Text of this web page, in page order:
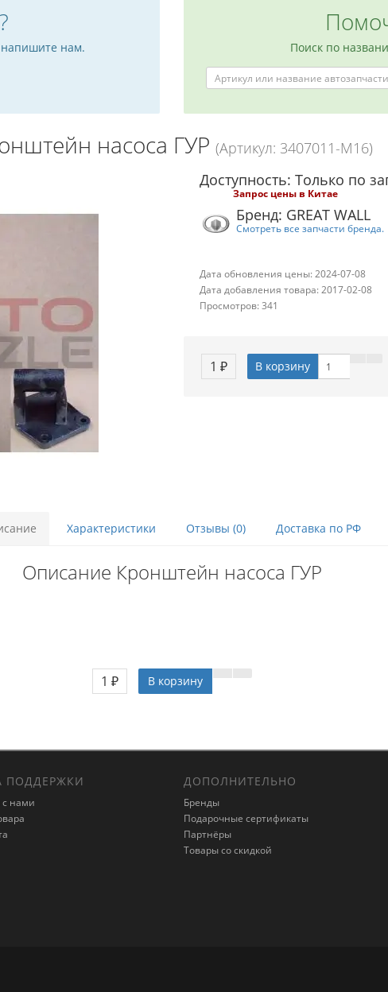
напишите нам. Поиск по
насоса ГУР (Артикул: 3407011-M16)
Доступность: Только по
Запрос цены в Китае
Бренд: GREAT WALL
Смотреть все запчасти бренда.
Дата обновления цены: 2024-07-08
Дата добавления товара: 2017-02-08
Просмотров: 341
1 ₽ В корзину
Характеристики Отзывы (0) Доставка по РФ
Описание Кронштейн насоса ГУР
1 ₽
В корзину
ПОДДЕРЖКИ
с нами
ДОПОЛНИТЕЛЬНО
Бренды
Подарочные сертификаты
Партнёры
Товары со скидкой